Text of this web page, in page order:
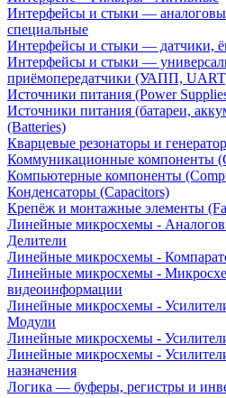
Интерфейсы и стыки —
специальные
Интерфейсы и стыки — датчики,
Интерфейсы и стыки —
приёмопередатчики (УАПП,
Источники питания (Power
Источники питания (батареи,
(Batteries)
Кварцевые резонаторы и
Коммуникационные компоненты
Компьютерные компоненты
Конденсаторы (Capacitors)
Крепёж и монтажные элементы
Линейные микросхемы -
Делители
Линейные микросхемы -
Линейные микросхемы -
видеоинформации
Линейные микросхемы -
Модули
Линейные микросхемы -
Линейные микросхемы -
назначения
Логика — буферы, регистры и